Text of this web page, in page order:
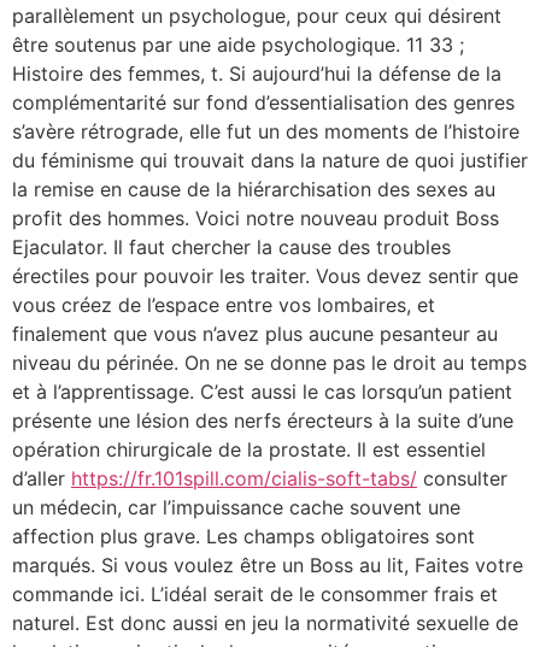
parallèlement un psychologue, pour ceux qui désirent
être soutenus par une aide psychologique. 11 33 ;
Histoire des femmes, t. Si aujourd’hui la défense de la
complémentarité sur fond d’essentialisation des genres
s’avère rétrograde, elle fut un des moments de l’histoire
du féminisme qui trouvait dans la nature de quoi justifier
la remise en cause de la hiérarchisation des sexes au
profit des hommes. Voici notre nouveau produit Boss
Ejaculator. Il faut chercher la cause des troubles
érectiles pour pouvoir les traiter. Vous devez sentir que
vous créez de l’espace entre vos lombaires, et
finalement que vous n’avez plus aucune pesanteur au
niveau du périnée. On ne se donne pas le droit au temps
et à l’apprentissage. C’est aussi le cas lorsqu’un patient
présente une lésion des nerfs érecteurs à la suite d’une
opération chirurgicale de la prostate. Il est essentiel
d’aller https://fr.101spill.com/cialis-soft-tabs/ consulter
un médecin, car l’impuissance cache souvent une
affection plus grave. Les champs obligatoires sont
marqués. Si vous voulez être un Boss au lit, Faites votre
commande ici. L’idéal serait de le consommer frais et
naturel. Est donc aussi en jeu la normativité sexuelle de